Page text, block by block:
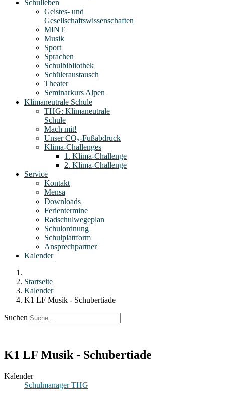
Schulleben
Geistes- und
Gesellschaftswissenschaften
MINT
Musik
Sport
Sprachen
Schulbibliothek
Schüleraustausch
Theater
Seminarkurs Alpen
Klimaneutrale Schule
THG: Klimaneutrale
Schule
Mach mit!
Unser CO₂-Fußabdruck
Klima-Challenges
1. Klima-Challenge
2. Klima-Challenge
Service
Kontakt
Mensa
Downloads
Ferientermine
Radschulwegeplan
Schulordnung
Schulplattform
Ansprechpartner
Kalender
Startseite
Kalender
K1 LF Musik - Schubertiade
Suchen
K1 LF Musik - Schubertiade
Kalender
Schulmanager THG